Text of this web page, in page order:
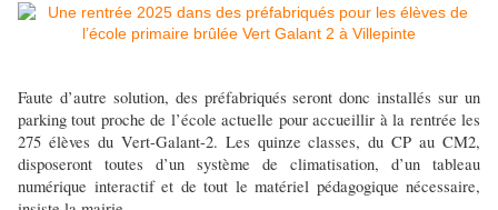
Faute d’autre solution, des préfabriqués seront donc installés sur un
parking tout proche de l’école actuelle pour accueillir à la rentrée les
275 élèves du Vert-Galant-2. Les quinze classes, du CP au CM2,
disposeront toutes d’un système de climatisation, d’un tableau
numérique interactif et de tout le matériel pédagogique nécessaire,